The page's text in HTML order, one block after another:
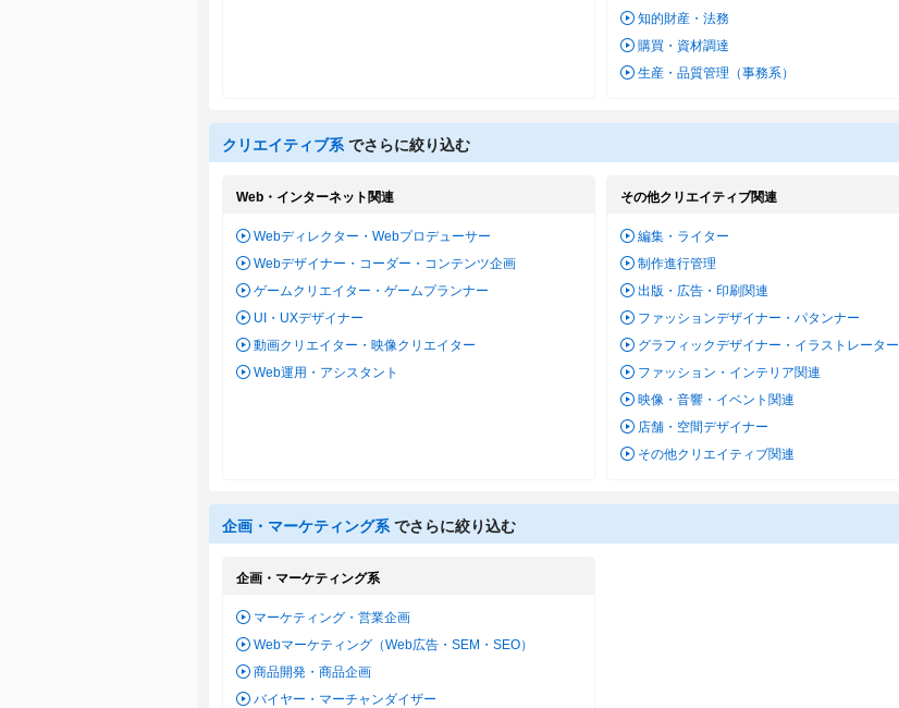
知的財産・法務
購買・資材調達
生産・品質管理（事務系）
クリエイティブ系 でさらに絞り込む
Web・インターネット関連
Webディレクター・Webプロデューサー
Webデザイナー・コーダー・コンテンツ企画
ゲームクリエイター・ゲームプランナー
UI・UXデザイナー
動画クリエイター・映像クリエイター
Web運用・アシスタント
その他クリエイティブ関連
編集・ライター
制作進行管理
出版・広告・印刷関連
ファッションデザイナー・パタンナー
グラフィックデザイナー・イラストレーター
ファッション・インテリア関連
映像・音響・イベント関連
店舗・空間デザイナー
その他クリエイティブ関連
企画・マーケティング系 でさらに絞り込む
企画・マーケティング系
マーケティング・営業企画
Webマーケティング（Web広告・SEM・SEO）
商品開発・商品企画
バイヤー・マーチャンダイザー